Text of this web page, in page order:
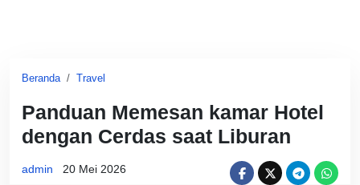
Beranda Travel
Panduan Memesan kamar Hotel
dengan Cerdas saat Liburan
admin 20 Mei 2026